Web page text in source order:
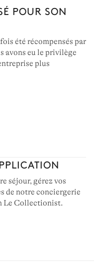
POUR SON
été récompensés par
avons eu le privilège
plus
séjour, gérez vos
de notre conciergerie
Le Collectionist.